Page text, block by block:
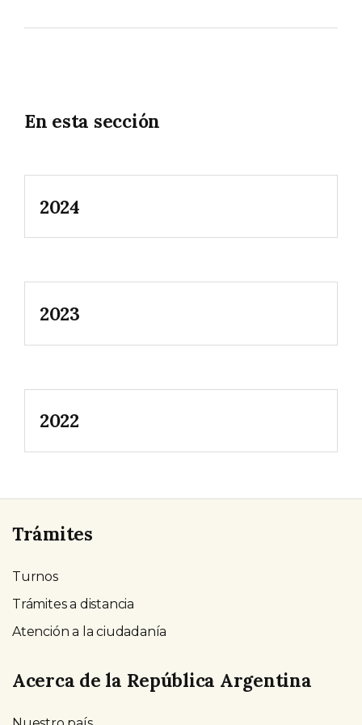
En esta sección
2024
2023
2022
Trámites
Turnos
Trámites a distancia
Atención a la ciudadanía
Acerca de la República Argentina